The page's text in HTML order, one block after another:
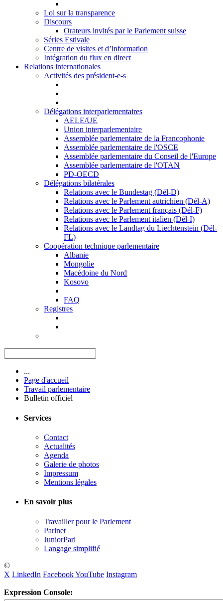
Loi sur la transparence
Discours
Orateurs invités par le Parlement suisse
Séries Estivale
Centre de visites et d’information
Intégration du flux en direct
Relations internationales
Activités des président-e-s
Délégations interparlementaires
AELE/UE
Union interparlementaire
Assemblée parlementaire de la Francophonie
Assemblée parlementaire de l'OSCE
Assemblée parlementaire du Conseil de l'Europe
Assemblée parlementaire de l'OTAN
PD-OECD
Délégations bilatérales
Relations avec le Bundestag (Dél-D)
Relations avec le Parlement autrichien (Dél-A)
Relations avec le Parlement français (Dél-F)
Relations avec le Parlement italien (Dél-I)
Relations avec le Landtag du Liechtenstein (Dél-
FL)
Coopération technique parlementaire
Albanie
Mongolie
Macédoine du Nord
Kosovo
FAQ
Registres
...
Page d'accueil
Travail parlementaire
Bulletin officiel
Services
Contact
Actualités
Agenda
Galerie de photos
Impressum
Mentions légales
En savoir plus
Travailler pour le Parlement
Parlnet
JuniorParl
Langage simplifié
©
X LinkedIn FacebookYouTube Instagram
Expression Console: